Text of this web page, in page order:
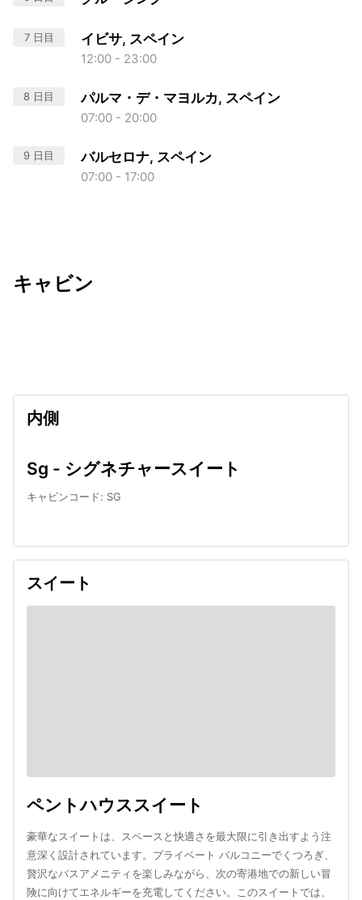
7 日目 イビサ, スペイン
12:00 - 23:00
8 日目 パルマ・デ・マヨルカ, スペイン
07:00 - 20:00
9 日目 バルセロナ, スペイン
07:00 - 17:00
キャビン
内側
Sg - シグネチャースイート
キャビンコード: SG
スイート
ペントハウススイート
豪華なスイートは、スペースと快適さを最大限に引き出すよう注
意深く設計されています。プライベート バルコニーでくつろぎ、
贅沢なバスアメニティを楽しみながら、次の寄港地での新しい冒
険に向けてエネルギーを充電してください。このスイートでは、